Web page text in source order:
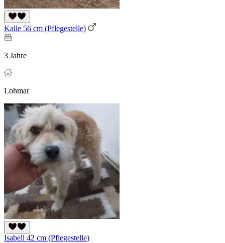
Kalle 56 cm (Pflegestelle)
3 Jahre
Lohmar
Isabell 42 cm (Pflegestelle)